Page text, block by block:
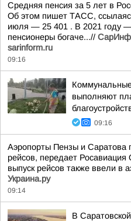
Средняя пенсия за 5 лет в
Об этом пишет ТАСС,
июля — 25 401 . В 2021 году
пенсионеры богаче...//
sarinform.ru
09:16
выполняют
09:16
Аэропорты Пензы и Саратова
рейсов, передает
выпуск рейсов также ввели
Украина.ру
09:14
В